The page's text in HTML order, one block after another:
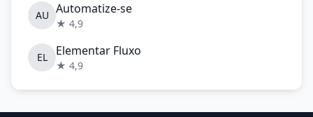
AU Automatize-se
★ 4,9
EL Elementar Fluxo
★ 4,9